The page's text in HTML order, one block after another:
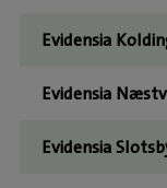
Evidensia
Evidensia
Evidensia